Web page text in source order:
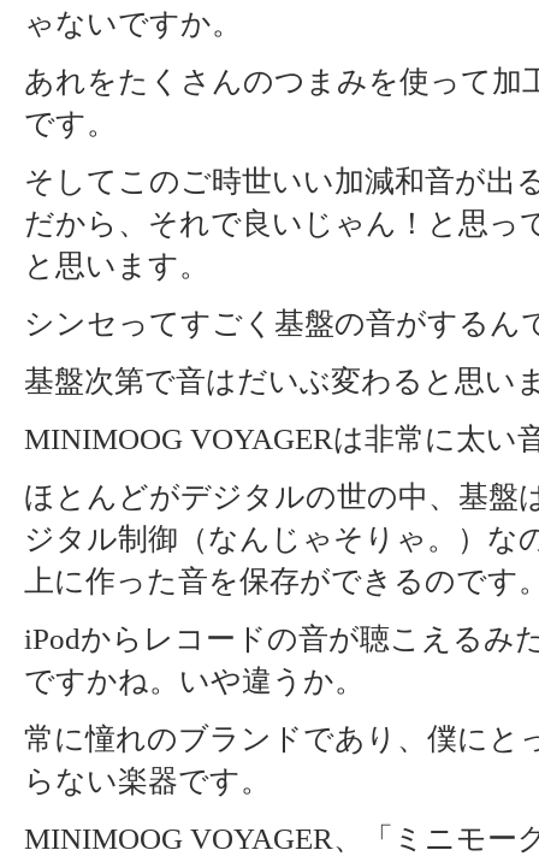
ゃないですか。
あれをたくさんのつまみを使って加
です。
そしてこのご時世いい加減和音が出
だから、それで良いじゃん！と思っ
と思います。
シンセってすごく基盤の音がするん
基盤次第で音はだいぶ変わると思い
MINIMOOG VOYAGERは非常に太い
ほとんどがデジタルの世の中、基盤
ジタル制御（なんじゃそりゃ。）な
上に作った音を保存ができるのです
iPodからレコードの音が聴こえるみ
ですかね。いや違うか。
常に憧れのブランドであり、僕にと
らない楽器です。
MINIMOOG VOYAGER、「ミニモー